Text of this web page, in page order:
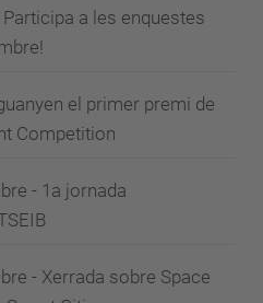
a les enquestes
el primer premi de
Competition
- 1a jornada
- Xerrada sobre Space